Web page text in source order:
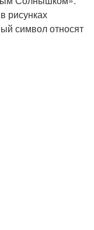
рисунках
символ относят